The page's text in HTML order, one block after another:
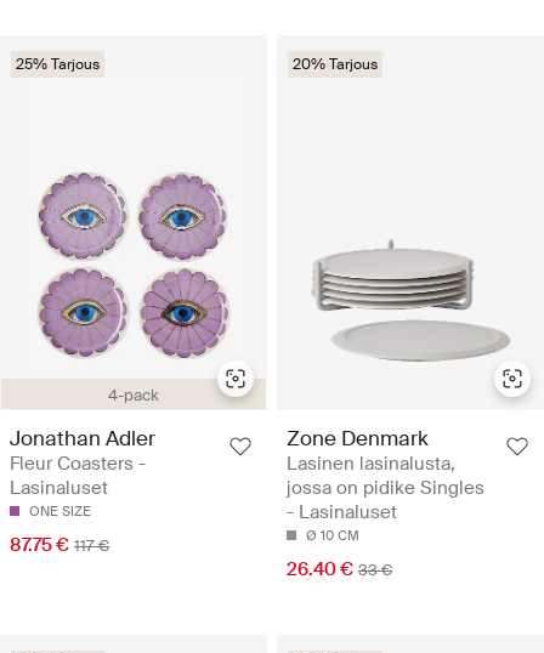
4-pack
25% Tarjous
Jonathan Adler
Fleur Coasters -
Lasinaluset
ONE SIZE
87.75 € 117 €
20% Tarjous
Zone Denmark
Lasinen lasinalusta,
jossa on pidike Singles
- Lasinaluset
Ø 10 CM
26.40 € 33 €